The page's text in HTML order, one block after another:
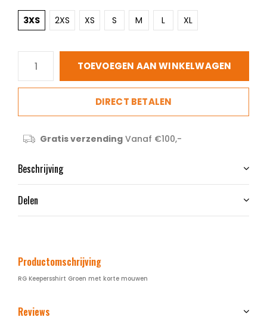
3XS 2XS XS S M L XL
TOEVOEGEN AAN WINKELWAGEN
DIRECT BETALEN
Gratis verzendingVanaf €100,-
Beschrijving
Delen
Productomschrijving
RG Keepersshirt Groen met korte mouwen
Reviews